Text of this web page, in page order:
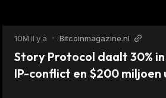
10M il y a • Bitcoinmagazine.nl
Story Protocol daalt 30%
IP-conflict en $200